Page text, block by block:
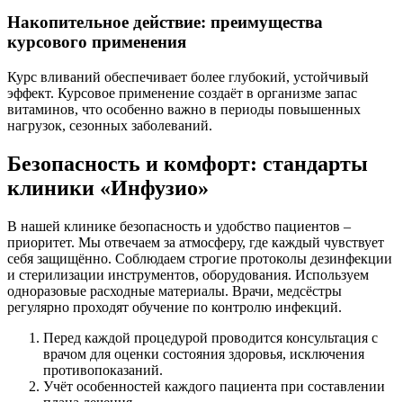
Накопительное действие: преимущества
курсового применения
Курс вливаний обеспечивает более глубокий, устойчивый
эффект. Курсовое применение создаёт в организме запас
витаминов, что особенно важно в периоды повышенных
нагрузок, сезонных заболеваний.
Безопасность и комфорт: стандарты
клиники «Инфузио»
В нашей клинике безопасность и удобство пациентов –
приоритет. Мы отвечаем за атмосферу, где каждый чувствует
себя защищённо. Соблюдаем строгие протоколы дезинфекции
и стерилизации инструментов, оборудования. Используем
одноразовые расходные материалы. Врачи, медсёстры
регулярно проходят обучение по контролю инфекций.
Перед каждой процедурой проводится консультация с
врачом для оценки состояния здоровья, исключения
противопоказаний.
Учёт особенностей каждого пациента при составлении